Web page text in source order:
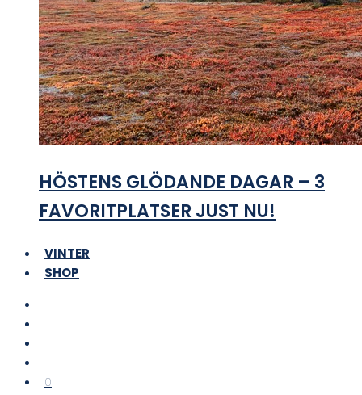
HÖSTENS GLÖDANDE DAGAR – 3
FAVORITPLATSER JUST NU!
VINTER
SHOP
0